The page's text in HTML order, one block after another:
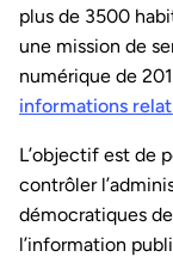
plus de 3500
une mission de
numérique de
informations
L’objectif est de
contrôler
démocratiques
l’information